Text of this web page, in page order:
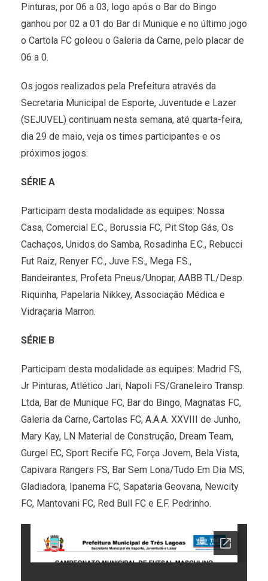
Pinturas, por 06 a 03, logo após o Bar do Bingo
ganhou por 02 a 01 do Bar di Munique e no último jogo
o Cartola FC goleou o Galeria da Carne, pelo placar de
06 a 0.
Os jogos realizados pela Prefeitura através da
Secretaria Municipal de Esporte, Juventude e Lazer
(SEJUVEL) continuam nesta semana, até quarta-feira,
dia 29 de maio, veja os times participantes e os
próximos jogos:
SÉRIE A
Participam desta modalidade as equipes: Nossa
Casa, Comercial E.C., Borussia FC, Pit Stop Gás, Os
Cachaços, Unidos do Samba, Rosadinha E.C., Rebucci
Fut Raiz, Renyer F.C., Juve F.S., Mega F.S.,
Bandeirantes, Profeta Pneus/Unopar, AABB TL/Desp.
Riquinha, Papelaria Nikkey, Associação Médica e
Vidraçaria Marron.
SÉRIE B
Participam desta modalidade as equipes: Madrid FS,
Jr Pinturas, Atlético Jari, Napoli FS/Graneleiro Transp.
Ltda, Bar de Munique FC, Bar do Bingo, Magnatas FC,
Galeria da Carne, Cartolas FC, A.A.A. XXVIII de Junho,
Mary Kay, LN Material de Construção, Dream Team,
Gurgel EC, Sport Recife FC, Força Jovem, Bela Vista,
Capivara Rangers FS, Bar Sem Lona/Tudo Em Dia MS,
Gladiadora, Ipanema FC, Sapataria Geovana, Newcity
FC, Mantovani FC, Red Bull FC e E.F. Pedrinho.